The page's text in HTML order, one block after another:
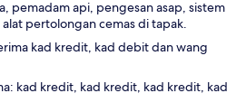
pemadam api, pengesan asap, sistem
pertolongan cemas di tapak.
kad kredit, kad debit dan wang
kad kredit, kad kredit, kad kredit, kad